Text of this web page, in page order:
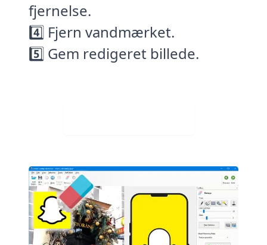
fjernelse.
4️⃣ Fjern vandmærket.
5️⃣ Gem redigeret billede.